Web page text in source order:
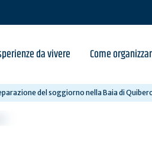
da vivere Come
del soggiorno nella Baia di